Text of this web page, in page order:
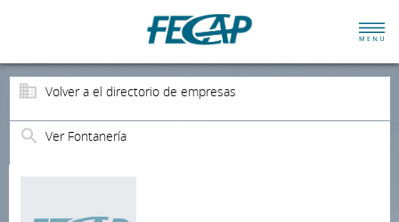
Volver a el directorio de empresas
Ver Fontanería